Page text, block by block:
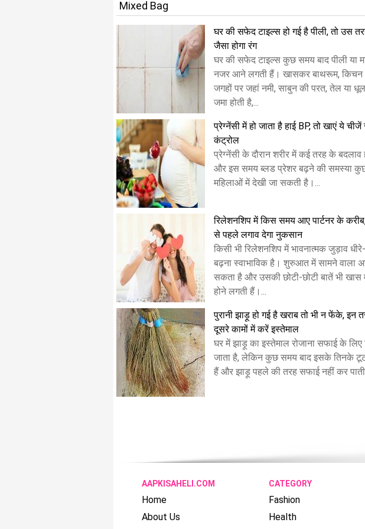
Mixed Bag
घर की सफेद टाइल्स हो गई है पीली, तो उस
जैसा होगा रंग
घर की सफेद टाइल्स कुछ समय बाद पीली या
नजर आने लगती हैं। खासकर बाथरूम, किचन
जगहों पर जहां नमी, साबुन की परत, तेल या धूल
जमा होती है,...
प्रेग्नेंसी में हो जाता है हाई BP, तो खाएं ये चीजें
कंट्रोल
प्रेग्नेंसी के दौरान शरीर में कई तरह के बदलाव
और इस समय ब्लड प्रेशर बढ़ने की समस्या
महिलाओं में देखी जा सकती है।...
रिलेशनशिप में किस समय आए पार्टनर के
से पहले लगाव देगा नुकसान
किसी भी रिलेशनशिप में भावनात्मक जुड़ाव
बढ़ना स्वाभाविक है। शुरुआत में सामने वाला
सकता है और उसकी छोटी-छोटी बातें भी
होने लगती हैं।...
पुरानी झाड़ू हो गई है खराब तो भी न फेंके, इन
दूसरे कामों में करें इस्तेमाल
घर में झाड़ू का इस्तेमाल रोजाना सफाई के लिए
जाता है, लेकिन कुछ समय बाद इसके तिनके
हैं और झाड़ू पहले की तरह सफाई नहीं कर
AAPKISAHELI.COM
Home
About Us
CATEGORY
Fashion
Health